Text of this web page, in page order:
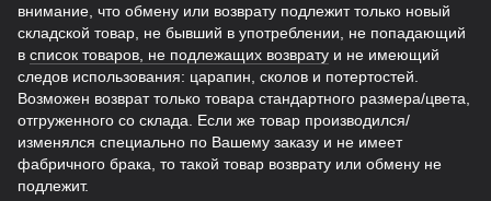
внимание, что обмену или возврату подлежит только новый
складской товар, не бывший в употреблении, не попадающий
в список товаров, не подлежащих возврату и не имеющий
следов использования: царапин, сколов и потертостей.
Возможен возврат только товара стандартного размера/цвета,
отгруженного со склада. Если же товар производился/
изменялся специально по Вашему заказу и не имеет
фабричного брака, то такой товар возврату или обмену не
подлежит.